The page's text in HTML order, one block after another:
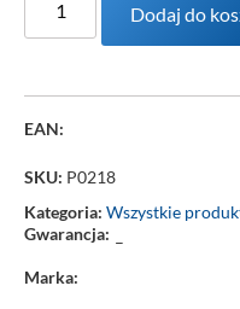
Dodaj do
EAN:
SKU: P0218
Kategoria: Wszystkie
Gwarancja: –
Marka: